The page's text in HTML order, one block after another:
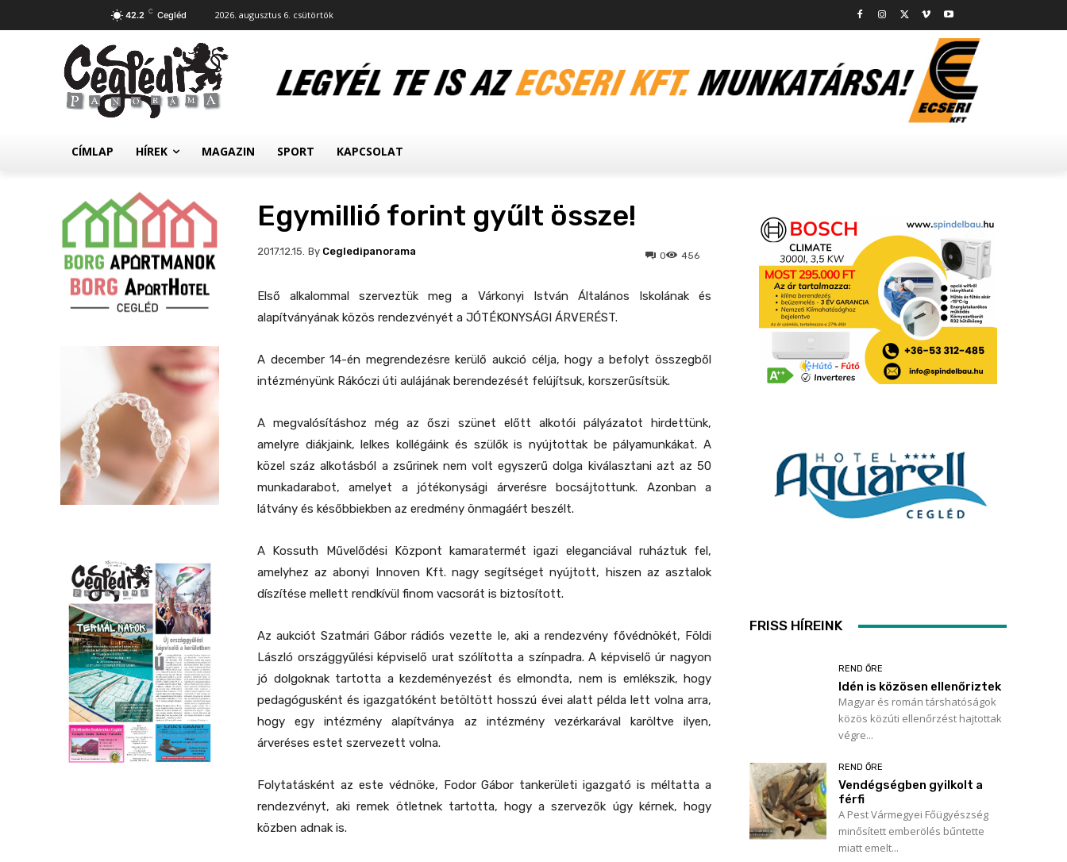
42.2 C Cegléd 2026. augusztus 6. csütörtök
CÍMLAP HÍREK MAGAZIN SPORT KAPCSOLAT
Egymillió forint gyűlt össze!
2017.12.15. 456
0
By Cegledipanorama
Első alkalommal szerveztük meg a Várkonyi István Általános Iskolának és
alapítványának közös rendezvényét a JÓTÉKONYSÁGI ÁRVERÉST.
A december 14-én megrendezésre kerülő aukció célja, hogy a befolyt összegből
intézményünk Rákóczi úti aulájának berendezését felújítsuk, korszerűsítsük.
A megvalósításhoz még az őszi szünet előtt alkotói pályázatot hirdettünk,
amelyre diákjaink, lelkes kollégáink és szülők is nyújtottak be pályamunkákat. A
közel száz alkotásból a zsűrinek nem volt egyszerű dolga kiválasztani azt az 50
munkadarabot, amelyet a jótékonysági árverésre bocsájtottunk. Azonban a
látvány és későbbiekben az eredmény önmagáért beszélt.
A Kossuth Művelődési Központ kamaratermét igazi eleganciával ruháztuk fel,
amelyhez az abonyi Innoven Kft. nagy segítséget nyújtott, hiszen az asztalok
díszítése mellett rendkívül finom vacsorát is biztosított.
Az aukciót Szatmári Gábor rádiós vezette le, aki a rendezvény fővédnökét, Földi
László országgyűlési képviselő urat szólította a színpadra. A képviselő úr nagyon
jó dolgoknak tartotta a kezdeményezést és elmondta, nem is emlékszik, hogy
pedagógusként és igazgatóként betöltött hosszú évei alatt példa lett volna arra,
hogy egy intézmény alapítványa az intézmény vezérkarával karöltve ilyen,
árveréses estet szervezett volna.
Folytatásként az este védnöke, Fodor Gábor tankerületi igazgató is méltatta a
rendezvényt, aki remek ötletnek tartotta, hogy a szervezők úgy kérnek, hogy
közben adnak is.
FRISS HÍREINK
REND ŐRE
Idén is közösen ellenőriztek
Magyar és román társhatóságok
közös közúti ellenőrzést hajtottak
végre...
REND ŐRE
Vendégségben gyilkolt a
férfi
A Pest Vármegyei Főügyészség
minősített emberölés bűntette
miatt emelt...